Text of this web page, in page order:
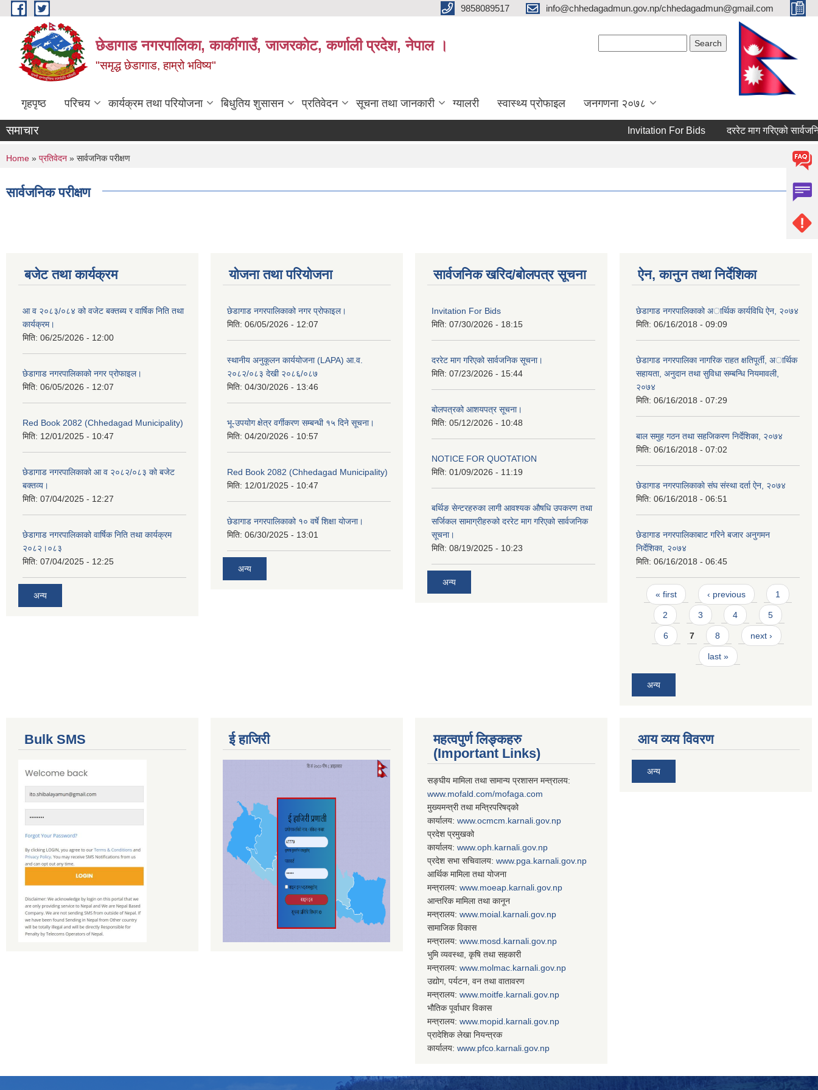
Skip to main content 9858089517 info@chhedagadmun.gov.np/chhedagadmun@gmail.com
छेडागाड नगरपालिका, कार्कीगाउँ, जाजरकाेट, कर्णाली प्रदेश, नेपाल ।
"समृद्ध छेडागाड, हाम्रो भविष्य"
गृहपृष्ठ परिचय कार्यक्रम तथा परियोजना बिधुतिय शुसासन प्रतिवेदन सूचना तथा जानकारी ग्यालरी स्वास्थ्य प्रोफाइल जनगणना २०७८
समाचार Invitation For Bids दररेट माग गरिएको सार्वजनिक
You are here
Home » प्रतिवेदन » सार्वजनिक परीक्षण
सार्वजनिक परीक्षण
बजेट तथा कार्यक्रम
आ व २०८३/०८४ को वजेट बक्तब्य र वार्षिक निति तथा
कार्यक्रम।
मिति: 06/25/2026 - 12:00
छेडागाड नगरपालिकाको नगर प्रोफाइल।
मिति: 06/05/2026 - 12:07
Red Book 2082 (Chhedagad Municipality)
मिति: 12/01/2025 - 10:47
छेडागाड नगरपालिकाको आ व २०८२/०८३ को बजेट
बक्तव्य।
मिति: 07/04/2025 - 12:27
छेडागाड नगरपालिकाको वार्षिक निति तथा कार्यक्रम
२०८२।०८३
मिति: 07/04/2025 - 12:25
अन्य
योजना तथा परियोजना
छेडागाड नगरपालिकाको नगर प्रोफाइल।
मिति: 06/05/2026 - 12:07
स्थानीय अनुकूलन कार्ययोजना (LAPA) आ.व.
२०८२/०८३ देखी २०८६/०८७
मिति: 04/30/2026 - 13:46
भू-उपयोग क्षेत्र वर्गीकरण सम्बन्धी १५ दिने सूचना।
मिति: 04/20/2026 - 10:57
Red Book 2082 (Chhedagad Municipality)
मिति: 12/01/2025 - 10:47
छेडागाड नगरपालिकाको १० वर्षे शिक्षा योजना।
मिति: 06/30/2025 - 13:01
अन्य
सार्वजनिक खरिद/बोलपत्र सूचना
Invitation For Bids
मिति: 07/30/2026 - 18:15
दररेट माग गरिएको सार्वजनिक सूचना।
मिति: 07/23/2026 - 15:44
बोलपत्रको आशयपत्र सूचना।
मिति: 05/12/2026 - 10:48
NOTICE FOR QUOTATION
मिति: 01/09/2026 - 11:19
बर्थिङ सेन्टरहरुका लागी आवश्यक औषधि उपकरण तथा
सर्जिकल सामाग्रीहरुको दररेट माग गरिएको सार्वजनिक
सूचना।
मिति: 08/19/2025 - 10:23
अन्य
ऐन, कानुन तथा निर्देशिका
छेडागाड नगरपालिकाको अार्थिक कार्यविधि ऐन, २०७४
मिति: 06/16/2018 - 09:09
छेडागाड नगरपालिका नागरिक राहत क्षतिपूर्ती, अार्थिक
सहायता, अनुदान तथा सुविधा सम्बन्धि नियमावली,
२०७४
मिति: 06/16/2018 - 07:29
बाल समुह गठन तथा सहजिकरण निर्देशिका, २०७४
मिति: 06/16/2018 - 07:02
छेडागाड नगरपालिकाकाे स‌ंघ संस्था दर्ता ऐन, २०७४
मिति: 06/16/2018 - 06:51
छेडागाड नगरपालिकाबाट गरिने बजार अनुगमन
निर्देशिका, २०७४
मिति: 06/16/2018 - 06:45
Pages
« first ‹ previous 1
2 3 4 5
6 7 8 next ›
last »
अन्य
Bulk SMS ई हाजिरी
महत्वपुर्ण लिङ्कहरु
(Important Links)
सङ्घीय मामिला तथा सामान्य प्रशासन मन्त्रालय:
www.mofald.com/mofaga.com
मुख्यमन्त्री तथा मन्त्रिपरिषद्को
कार्यालय: www.ocmcm.karnali.gov.np
प्रदेश प्रमुखको
कार्यालय: www.oph.karnali.gov.np
प्रदेश सभा सचिवालय: www. pga.karnali.gov.np
आर्थिक मामिला तथा योजना
मन्त्रालय: www. moeap.karnali.gov.np
आन्तरिक मामिला तथा कानून
मन्त्रालय: www. moial.karnali.gov.np
सामाजिक विकास
मन्त्रालय: www. mosd.karnali.gov.np
भुमि व्यवस्था, कृषि तथा सहकारी
मन्त्रालय: www. molmac.karnali.gov.np
उद्योग, पर्यटन, वन तथा वातावरण
मन्त्रालय: www. moitfe.karnali.gov.np
भौतिक पूर्वाधार विकास
मन्त्रालय: www. mopid.karnali.gov.np
प्रादेशिक लेखा नियन्त्रक
कार्यालय: www. pfco.karnali.gov.np
आय व्यय विवरण
अन्य